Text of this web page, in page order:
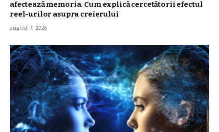
afectează memoria. Cum explică cercetătorii efectul
reel-urilor asupra creierului
august 7, 2026